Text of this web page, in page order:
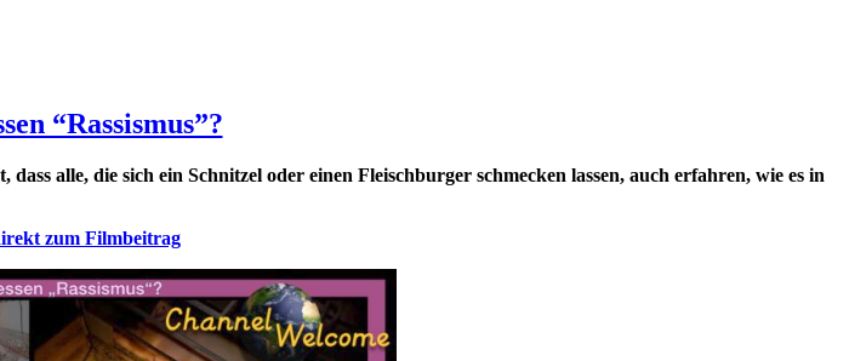
“Rassismus”?
alle, die sich ein Schnitzel oder einen Fleischburger schmecken lassen, auch erfahren, wie es in
zum Filmbeitrag